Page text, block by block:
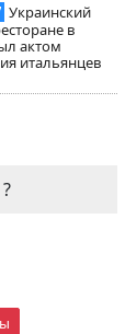
Украинский
в
актом
итальянцев